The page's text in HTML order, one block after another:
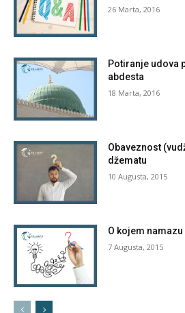
26 Marta, 2016
Potiranje udova
abdesta
18 Marta, 2016
Obaveznost
džematu
10 Augusta, 2015
O kojem
7 Augusta, 2015